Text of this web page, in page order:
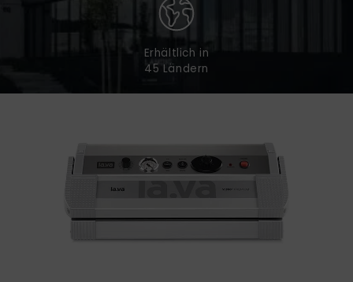
Erhältlich in
45 Ländern